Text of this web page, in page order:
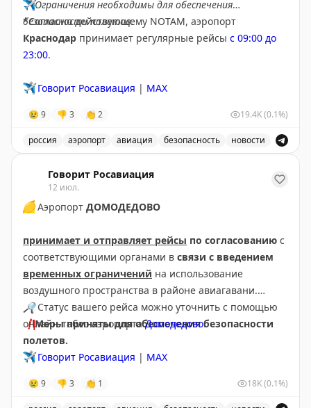
Следите за обновлениями на нашемонлайн-табло
Погода
Ветер южный, 2 – 3 м/с
Остаемся с вами на связи на всех ресурсах.
Подписывайтесь на наш канал в MAX
✈️Ограничения необходимы для обеспечения
безопасности полетов.
*Согласно действующему NOTAM, аэропорт
Краснодар принимает регулярные рейсы с 09:00 до
23:00.
✈️ Говорит Росавиация | MAX
😢 9 👎 3 👏 2 19.4K(0.1%)
россия аэропорт авиация безопасность новости
Говорит Росавиация
12 июл.
🟡Аэропорт ДОМОДЕДОВО
принимает и отправляет рейсы по согласованию с
соответствующими органами в связи с введением
временных ограничений на использование
воздушного пространства в районе авиагавани.
❗️Меры приняты для обеспечения безопасности
полетов.
🔎Статус вашего рейса можно уточнить с помощью
онлайн-табло аэропортаДомодедово.
✈️ Говорит Росавиация | МАХ
😢 9 👎 3 👏 1 18K(0.1%)